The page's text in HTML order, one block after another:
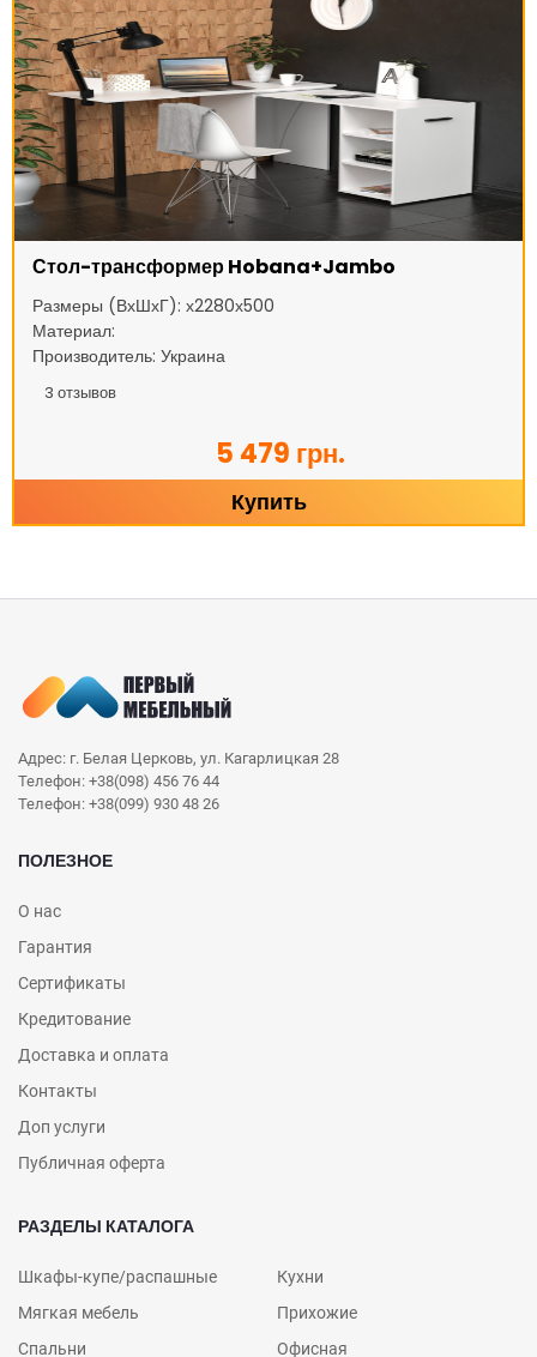
Стол-трансформер Hobana+Jambo
Размеры (ВхШхГ): х2280х500
Материал:
Производитель: Украина
3 отзывов
5 479 грн.
Купить
Адрес: г. Белая Церковь, ул. Кагарлицкая 28
Телефон: +38(098) 456 76 44
Телефон: +38(099) 930 48 26
ПОЛЕЗНОЕ
О нас
Гарантия
Сертификаты
Кредитование
Доставка и оплата
Контакты
Доп услуги
Публичная оферта
РАЗДЕЛЫ КАТАЛОГА
Шкафы-купе/распашные
Мягкая мебель
Спальни
Кухни
Прихожие
Офисная